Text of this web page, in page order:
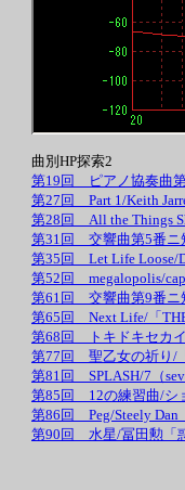
曲別HP探索2
第19回 ピアノ協奏曲
第27回 Part 1/Keith
第28回 All the Things
第31回 交響曲第5番ニ
第35回 Let Life Loose/
第52回 megalopolis/
第61回 交響曲第9番ニ
第65回 Next Life/「THE
第68回 トキドキセカイ
第77回 聖乙女の祈り/
第81回 SPLASH/7（
第85回 12の練習曲/シ
第86回 Peg/Steely Dan
第90回 水星/冨田勲「